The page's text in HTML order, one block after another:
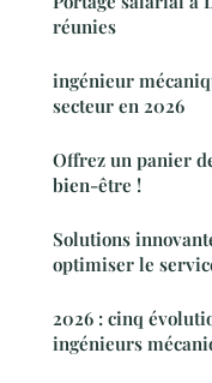
réunies
ingénieur
secteur en 2026
Offrez un panier
bien-être !
Solutions
optimiser le
2026 : cinq
ingénieurs